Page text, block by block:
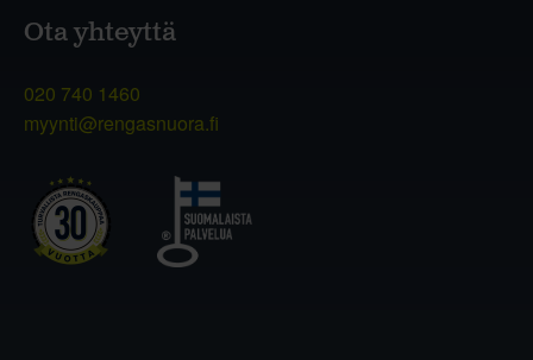
Ota yhteyttä
020 740 1460
myynti@rengasnuora.fi